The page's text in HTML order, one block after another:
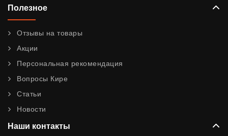
Полезное
Отзывы на товары
Акции
Персональная рекомендация
Вопросы Кире
Статьи
Новости
Наши контакты